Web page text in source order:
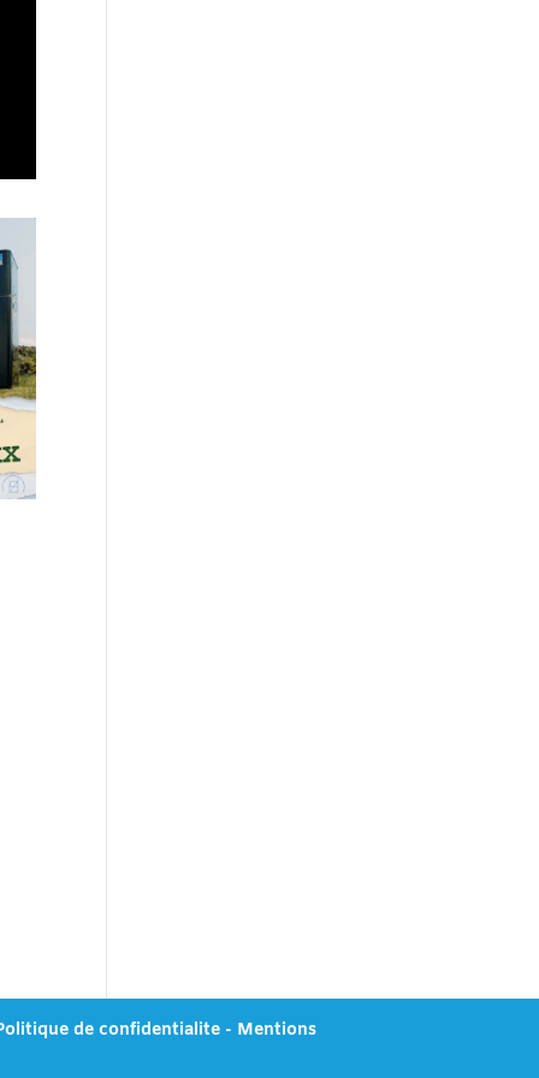
de confidentialite - Mentions